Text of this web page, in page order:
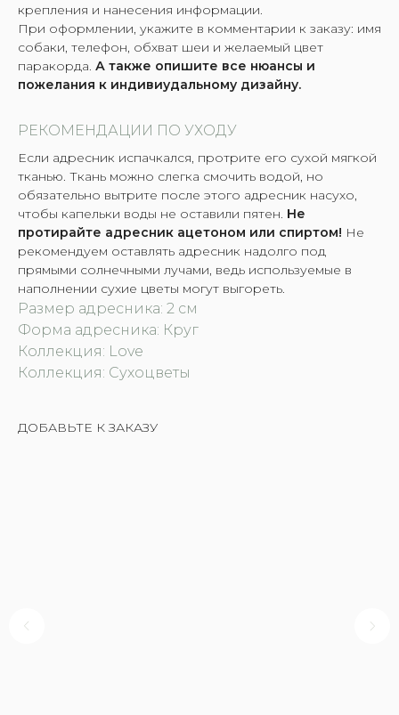
крепления и нанесения информации.
При оформлении, укажите в комментарии к заказу: имя
собаки, телефон, обхват шеи и желаемый цвет
паракорда. А также опишите все нюансы и
пожелания к индивиудальному дизайну.
РЕКОМЕНДАЦИИ ПО УХОДУ
Если адресник испачкался, протрите его сухой мягкой
тканью. Ткань можно слегка смочить водой, но
обязательно вытрите после этого адресник насухо,
чтобы капельки воды не оставили пятен. Не
протирайте адресник ацетоном или спиртом! Не
рекомендуем оставлять адресник надолго под
прямыми солнечными лучами, ведь используемые в
наполнении сухие цветы могут выгореть.
Размер адресника: 2 см
Форма адресника: Круг
Коллекция: Love
Коллекция: Сухоцветы
ДОБАВЬТЕ К ЗАКАЗУ